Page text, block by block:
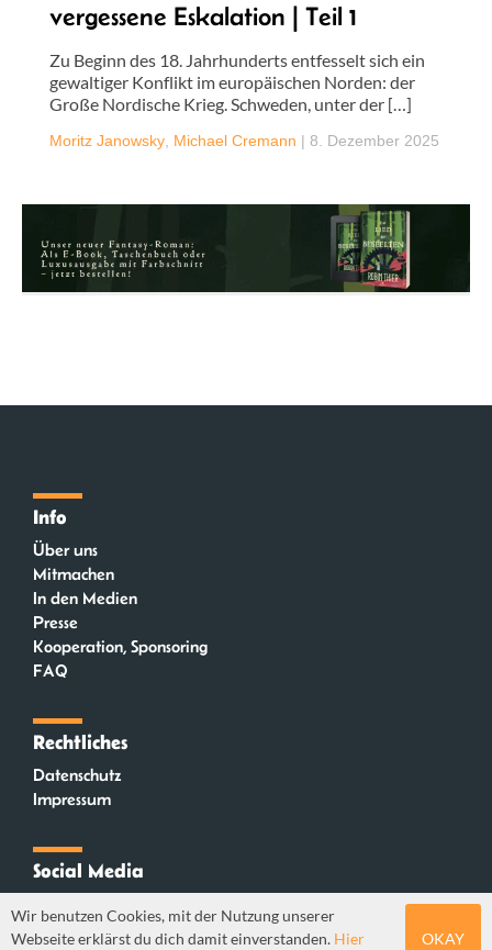
vergessene Eskalation | Teil 1
Zu Beginn des 18. Jahrhunderts entfesselt sich ein
gewaltiger Konflikt im europäischen Norden: der
Große Nordische Krieg. Schweden, unter der […]
Moritz Janowsky Michael Cremann | 8. Dezember 2025
Info
Über uns
Mitmachen
In den Medien
Presse
Kooperation, Sponsoring
FAQ
Rechtliches
Datenschutz
Impressum
Social Media
Mastodon
Wir benutzen Cookies, mit der Nutzung unserer
Webseite erklärst du dich damit einverstanden. Hier OKAY